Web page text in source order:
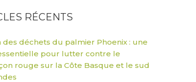
RÉCENTS
des déchets du palmier Phoenix : une
pour lutter contre le
rouge sur la Côte Basque et le sud